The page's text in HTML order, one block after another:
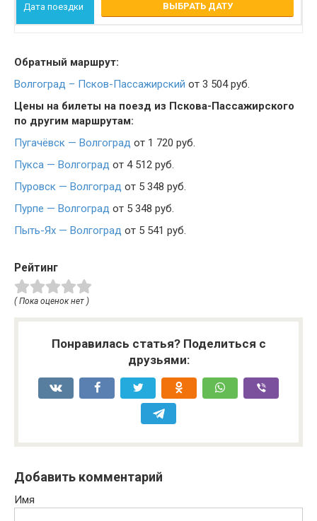
ВЫБРАТЬ ДАТУ
Обратный маршрут:
Волгоград – Псков-Пассажирский от 3 504 руб.
Цены на билеты на поезд из Пскова-Пассажирского
по другим маршрутам:
Пугачёвск — Волгоград от 1 720 руб.
Пукса — Волгоград от 4 512 руб.
Пуровск — Волгоград от 5 348 руб.
Пурпе — Волгоград от 5 348 руб.
Пыть-Ях — Волгоград от 5 541 руб.
Рейтинг
( Пока оценок нет )
Понравилась статья? Поделиться с
друзьями:
Добавить комментарий
Имя